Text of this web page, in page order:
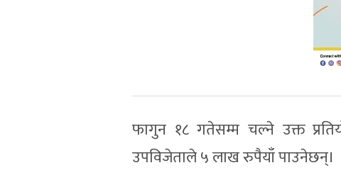
फागुन १८ गतेसम्म चल्ने उक्त
उपविजेताले ५ लाख रुपैयाँ पाउनेछन्।